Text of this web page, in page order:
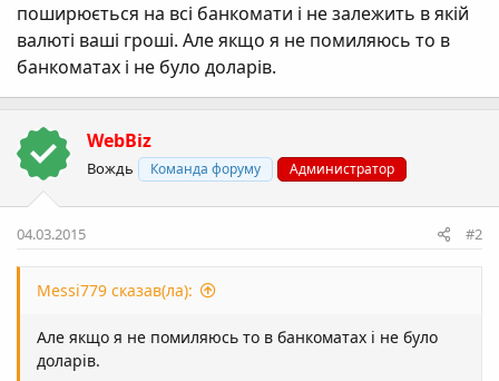
поширюється на всі банкомати і не залежить в якій
валюті ваші гроші. Але якщо я не помиляюсь то в
банкоматах і не було доларів.
WebBiz
Вождь Команда форуму Администратор
04.03.2015 #2
Messi779 сказав(ла):
Але якщо я не помиляюсь то в банкоматах і не було
доларів.